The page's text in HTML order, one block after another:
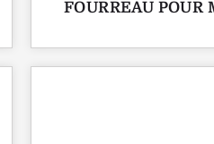
FOURREAU POUR